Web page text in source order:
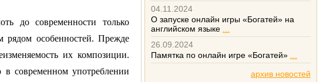
до современности только
рядом особенностей. Прежде
их композиции.
современном употреблении
04.11.2024
О запуске онлайн игры «Богатей» на
английском языке
26.09.2024
Памятка по онлайн игре «Богатей»
архив новостей